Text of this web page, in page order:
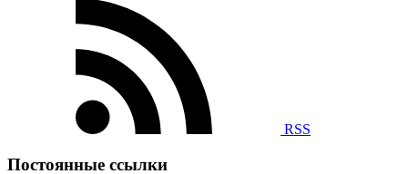
RSS
Постоянные ссылки